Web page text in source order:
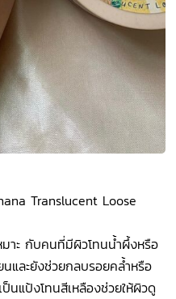
Translucent Loose
มาะ กับคนที่มีผิวโทนน้ำผึ้งหรือ
และยังช่วยกลบรอยคล้ำหรือ
นแป้งโทนสีเหลืองช่วยให้ผิวดู